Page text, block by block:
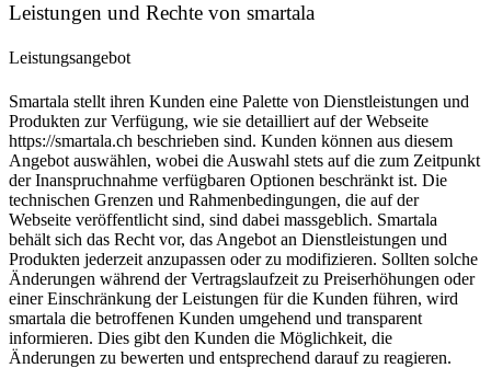
Leistungen und Rechte von smartala
Leistungsangebot
Smartala stellt ihren Kunden eine Palette von Dienstleistungen und
Produkten zur Verfügung, wie sie detailliert auf der Webseite
https://smartala.ch beschrieben sind. Kunden können aus diesem
Angebot auswählen, wobei die Auswahl stets auf die zum Zeitpunkt
der Inanspruchnahme verfügbaren Optionen beschränkt ist. Die
technischen Grenzen und Rahmenbedingungen, die auf der
Webseite veröffentlicht sind, sind dabei massgeblich. Smartala
behält sich das Recht vor, das Angebot an Dienstleistungen und
Produkten jederzeit anzupassen oder zu modifizieren. Sollten solche
Änderungen während der Vertragslaufzeit zu Preiserhöhungen oder
einer Einschränkung der Leistungen für die Kunden führen, wird
smartala die betroffenen Kunden umgehend und transparent
informieren. Dies gibt den Kunden die Möglichkeit, die
Änderungen zu bewerten und entsprechend darauf zu reagieren.